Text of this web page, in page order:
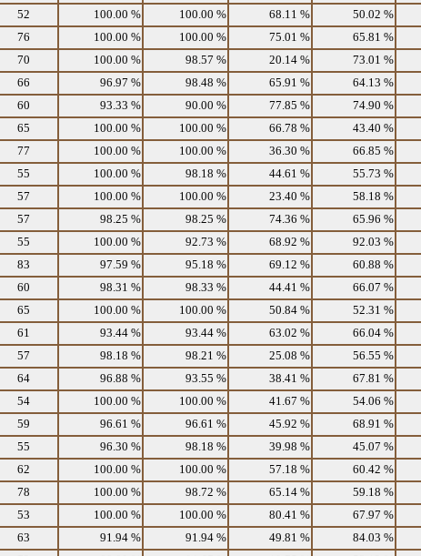
52 100.00 % 100.00 % 68.11 % 50.02 %
76 100.00 % 100.00 % 75.01 % 65.81 %
70 100.00 % 98.57 % 20.14 % 73.01 %
66 96.97 % 98.48 % 65.91 % 64.13 %
60 93.33 % 90.00 % 77.85 % 74.90 %
65 100.00 % 100.00 % 66.78 % 43.40 %
77 100.00 % 100.00 % 36.30 % 66.85 %
55 100.00 % 98.18 % 44.61 % 55.73 %
57 100.00 % 100.00 % 23.40 % 58.18 %
57 98.25 % 98.25 % 74.36 % 65.96 %
55 100.00 % 92.73 % 68.92 % 92.03 %
83 97.59 % 95.18 % 69.12 % 60.88 %
60 98.31 % 98.33 % 44.41 % 66.07 %
65 100.00 % 100.00 % 50.84 % 52.31 %
61 93.44 % 93.44 % 63.02 % 66.04 %
57 98.18 % 98.21 % 25.08 % 56.55 %
64 96.88 % 93.55 % 38.41 % 67.81 %
54 100.00 % 100.00 % 41.67 % 54.06 %
59 96.61 % 96.61 % 45.92 % 68.91 %
55 96.30 % 98.18 % 39.98 % 45.07 %
62 100.00 % 100.00 % 57.18 % 60.42 %
78 100.00 % 98.72 % 65.14 % 59.18 %
53 100.00 % 100.00 % 80.41 % 67.97 %
63 91.94 % 91.94 % 49.81 % 84.03 %